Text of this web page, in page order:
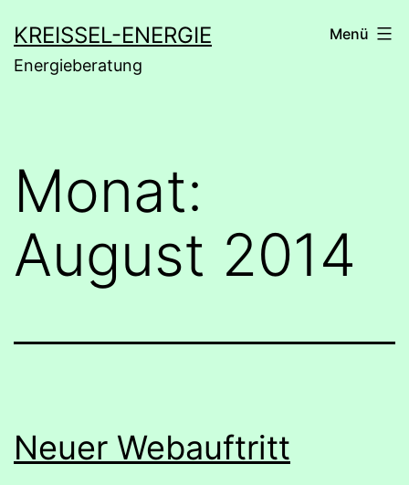
Inhalt
springen
KREISSEL-ENERGIE
Energieberatung
Menü
Monat:
August 2014
Neuer Webauftritt